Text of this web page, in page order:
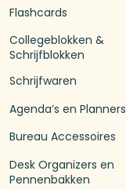
Flashcards
Collegeblokken &
Schrijfblokken
Schrijfwaren
Agenda’s en Planners
Bureau Accessoires
Desk Organizers en
Pennenbakken